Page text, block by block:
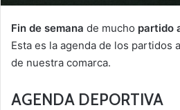
Fin de semana de mucho partido
Esta es la agenda de los partidos
de nuestra comarca.
AGENDA DEPORTIVA